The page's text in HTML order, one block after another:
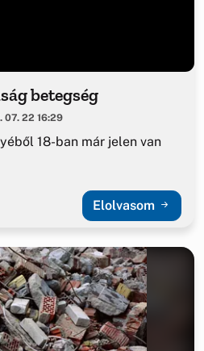
betegség
07. 22 16:29
18-ban már jelen van
Elolvasom